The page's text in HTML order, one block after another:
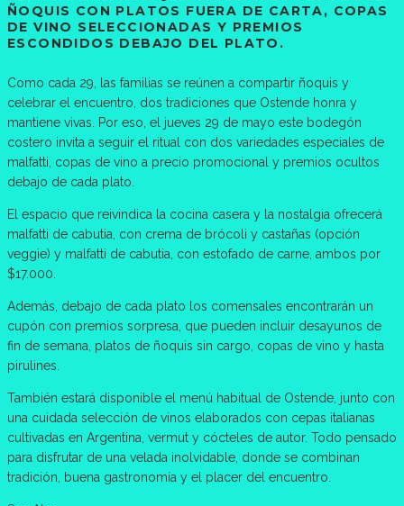
ÑOQUIS CON PLATOS FUERA DE CARTA, COPAS
DE VINO SELECCIONADAS Y PREMIOS
ESCONDIDOS DEBAJO DEL PLATO.
Como cada 29, las familias se reúnen a compartir ñoquis y
celebrar el encuentro, dos tradiciones que Ostende honra y
mantiene vivas. Por eso, el jueves 29 de mayo este bodegón
costero invita a seguir el ritual con dos variedades especiales de
malfatti, copas de vino a precio promocional y premios ocultos
debajo de cada plato.
El espacio que reivindica la cocina casera y la nostalgia ofrecerá
malfatti de cabutia, con crema de brócoli y castañas (opción
veggie) y malfatti de cabutia, con estofado de carne, ambos por
$17.000.
Además, debajo de cada plato los comensales encontrarán un
cupón con premios sorpresa, que pueden incluir desayunos de
fin de semana, platos de ñoquis sin cargo, copas de vino y hasta
pirulines.
También estará disponible el menú habitual de Ostende, junto con
una cuidada selección de vinos elaborados con cepas italianas
cultivadas en Argentina, vermut y cócteles de autor. Todo pensado
para disfrutar de una velada inolvidable, donde se combinan
tradición, buena gastronomía y el placer del encuentro.